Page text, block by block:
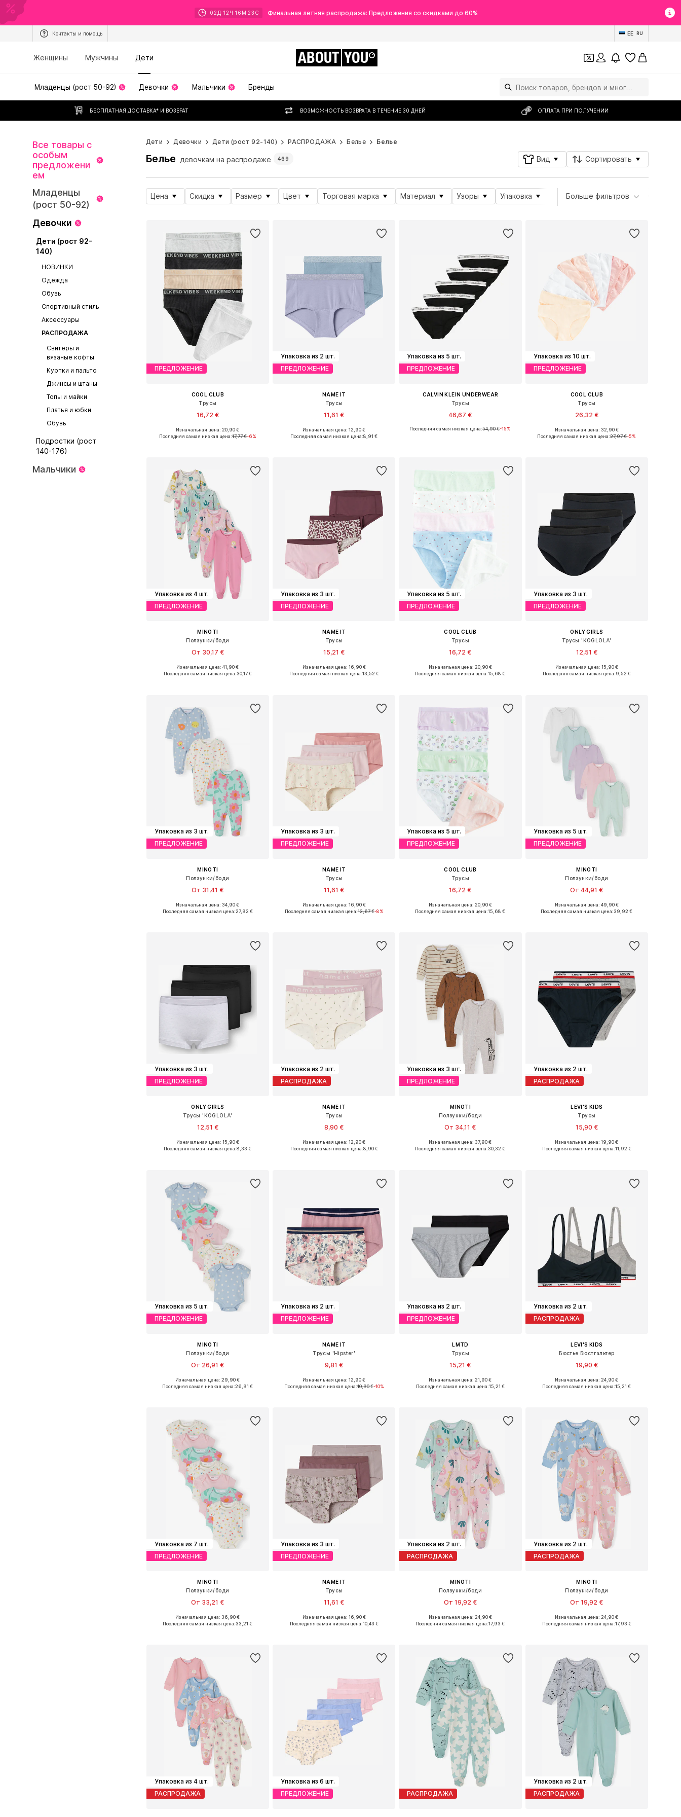
02 Д 12 Ч 16 М 22 С Финальная летняя распродажа: Предложения со скидками до 60%
Контакты и помощь EE RU
Женщины Мужчины Дети ABOUT YOU
Младенцы (рост 50-92) Девочки Мальчики Бренды
БЕСПЛАТНАЯ ДОСТАВКА* И ВОЗВРАТ ВОЗМОЖНОСТЬ ВОЗВРАТА В ТЕЧЕНИЕ 30 ДНЕЙ ОПЛАТА ПРИ ПОЛУЧЕНИИ
Все товары с
особым
предложени
ем
Младенцы
(рост 50-92)
Девочки
Дети (рост 92-
140)
НОВИНКИ
Одежда
Обувь
Спортивный стиль
Аксессуары
РАСПРОДАЖА
Свитеры и
вязаные кофты
Куртки и пальто
Джинсы и штаны
Топы и майки
Платья и юбки
Обувь
Подростки (рост
140-176)
Мальчики
Дети Девочки Дети (рост 92-140) РАСПРОДАЖА Белье Белье
Белье девочкам на распродаже 469 Вид Сортировать
Цена Скидка Размер Цвет Торговая марка Материал Узоры Упаковка Вид продукта Тема
Больше фильтров
ПРЕДЛОЖЕНИЕ
COOL CLUB
Трусы
16,72 €
Изначальная цена: 20,90 €
Последняя самая низкая цена:17,77 €-6%
Упаковка из 2 шт.
ПРЕДЛОЖЕНИЕ
NAME IT
Трусы
11,61 €
+ 2
Доступно множество размеров
Изначальная цена: 12,90 €
Последняя самая низкая цена:8,91 €
Упаковка из 5 шт.
ПРЕДЛОЖЕНИЕ
CALVIN KLEIN UNDERWEAR
Трусы
46,67 €
Последняя самая низкая цена:54,90 €-15%
Упаковка из 10 шт.
ПРЕДЛОЖЕНИЕ
COOL CLUB
Трусы
26,32 €
Изначальная цена: 32,90 €
Последняя самая низкая цена:27,97 €-5%
Упаковка из 4 шт.
ПРЕДЛОЖЕНИЕ
MINOTI
Ползунки/боди
От 30,17 €
Доступно множество размеров
Изначальная цена: 41,90 €
Последняя самая низкая цена:30,17 €
Упаковка из 3 шт.
ПРЕДЛОЖЕНИЕ
NAME IT
Трусы
15,21 €
Доступно множество размеров
Изначальная цена: 16,90 €
Последняя самая низкая цена:13,52 €
Упаковка из 5 шт.
ПРЕДЛОЖЕНИЕ
COOL CLUB
Трусы
16,72 €
Изначальная цена: 20,90 €
Последняя самая низкая цена:15,68 €
Упаковка из 3 шт.
ПРЕДЛОЖЕНИЕ
ONLY GIRLS
Трусы 'KOGLOLA'
12,51 €
Изначальная цена: 15,90 €
Последняя самая низкая цена:9,52 €
Упаковка из 3 шт.
ПРЕДЛОЖЕНИЕ
MINOTI
Ползунки/боди
От 31,41 €
Доступно множество размеров
Изначальная цена: 34,90 €
Последняя самая низкая цена:27,92 €
Упаковка из 3 шт.
ПРЕДЛОЖЕНИЕ
NAME IT
Трусы
11,61 €
Доступно множество размеров
Изначальная цена: 16,90 €
Последняя самая низкая цена:12,67 €-8%
Упаковка из 5 шт.
ПРЕДЛОЖЕНИЕ
COOL CLUB
Трусы
16,72 €
Изначальная цена: 20,90 €
Последняя самая низкая цена:15,68 €
Упаковка из 5 шт.
ПРЕДЛОЖЕНИЕ
MINOTI
Ползунки/боди
От 44,91 €
Доступно множество размеров
Изначальная цена: 49,90 €
Последняя самая низкая цена:39,92 €
Упаковка из 3 шт.
ПРЕДЛОЖЕНИЕ
ONLY GIRLS
Трусы 'KOGLOLA'
12,51 €
Изначальная цена: 15,90 €
Последняя самая низкая цена:8,33 €
Упаковка из 2 шт.
РАСПРОДАЖА
NAME IT
Трусы
8,90 €
Изначальная цена: 12,90 €
Последняя самая низкая цена:8,90 €
Упаковка из 3 шт.
ПРЕДЛОЖЕНИЕ
MINOTI
Ползунки/боди
От 34,11 €
Изначальная цена: 37,90 €
Последняя самая низкая цена:30,32 €
Упаковка из 2 шт.
РАСПРОДАЖА
LEVI'S KIDS
Трусы
15,90 €
Доступные размеры: 116-122, 128-140
Изначальная цена: 19,90 €
Последняя самая низкая цена:11,92 €
Упаковка из 5 шт.
ПРЕДЛОЖЕНИЕ
MINOTI
Ползунки/боди
От 26,91 €
Доступно множество размеров
Изначальная цена: 29,90 €
Последняя самая низкая цена:26,91 €
Упаковка из 2 шт.
ПРЕДЛОЖЕНИЕ
NAME IT
Трусы 'Hipster'
9,81 €
Доступно множество размеров
Изначальная цена: 12,90 €
Последняя самая низкая цена:10,90 €-10%
Упаковка из 2 шт.
ПРЕДЛОЖЕНИЕ
LMTD
Трусы
15,21 €
Изначальная цена: 21,90 €
Последняя самая низкая цена:15,21 €
Упаковка из 2 шт.
РАСПРОДАЖА
LEVI'S KIDS
Бюстье Бюстгальтер
19,90 €
Доступные размеры: 116-122, 128-140
Изначальная цена: 24,90 €
Последняя самая низкая цена:15,21 €
Упаковка из 7 шт.
ПРЕДЛОЖЕНИЕ
MINOTI
Ползунки/боди
От 33,21 €
Доступно множество размеров
Изначальная цена: 36,90 €
Последняя самая низкая цена:33,21 €
Упаковка из 3 шт.
ПРЕДЛОЖЕНИЕ
NAME IT
Трусы
11,61 €
Доступно множество размеров
Изначальная цена: 16,90 €
Последняя самая низкая цена:10,43 €
Упаковка из 2 шт.
РАСПРОДАЖА
MINOTI
Ползунки/боди
От 19,92 €
Доступно множество размеров
Изначальная цена: 24,90 €
Последняя самая низкая цена:17,93 €
Упаковка из 2 шт.
РАСПРОДАЖА
MINOTI
Ползунки/боди
От 19,92 €
Доступно множество размеров
Изначальная цена: 24,90 €
Последняя самая низкая цена:17,93 €
Упаковка из 4 шт.
РАСПРОДАЖА
Упаковка из 6 шт.
ПРЕДЛОЖЕНИЕ
РАСПРОДАЖА
Упаковка из 2 шт.
РАСПРОДАЖА